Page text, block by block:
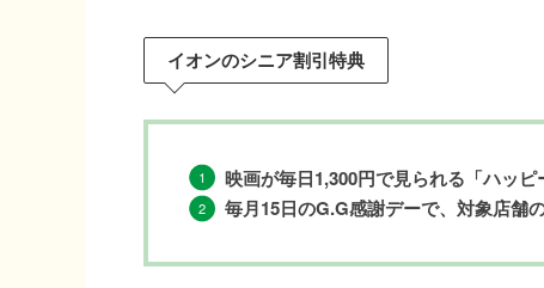
イオンのシニア割引特典
映画が毎日1,300円で見られる「ハッピ
毎月15日のG.G感謝デーで、対象店舗